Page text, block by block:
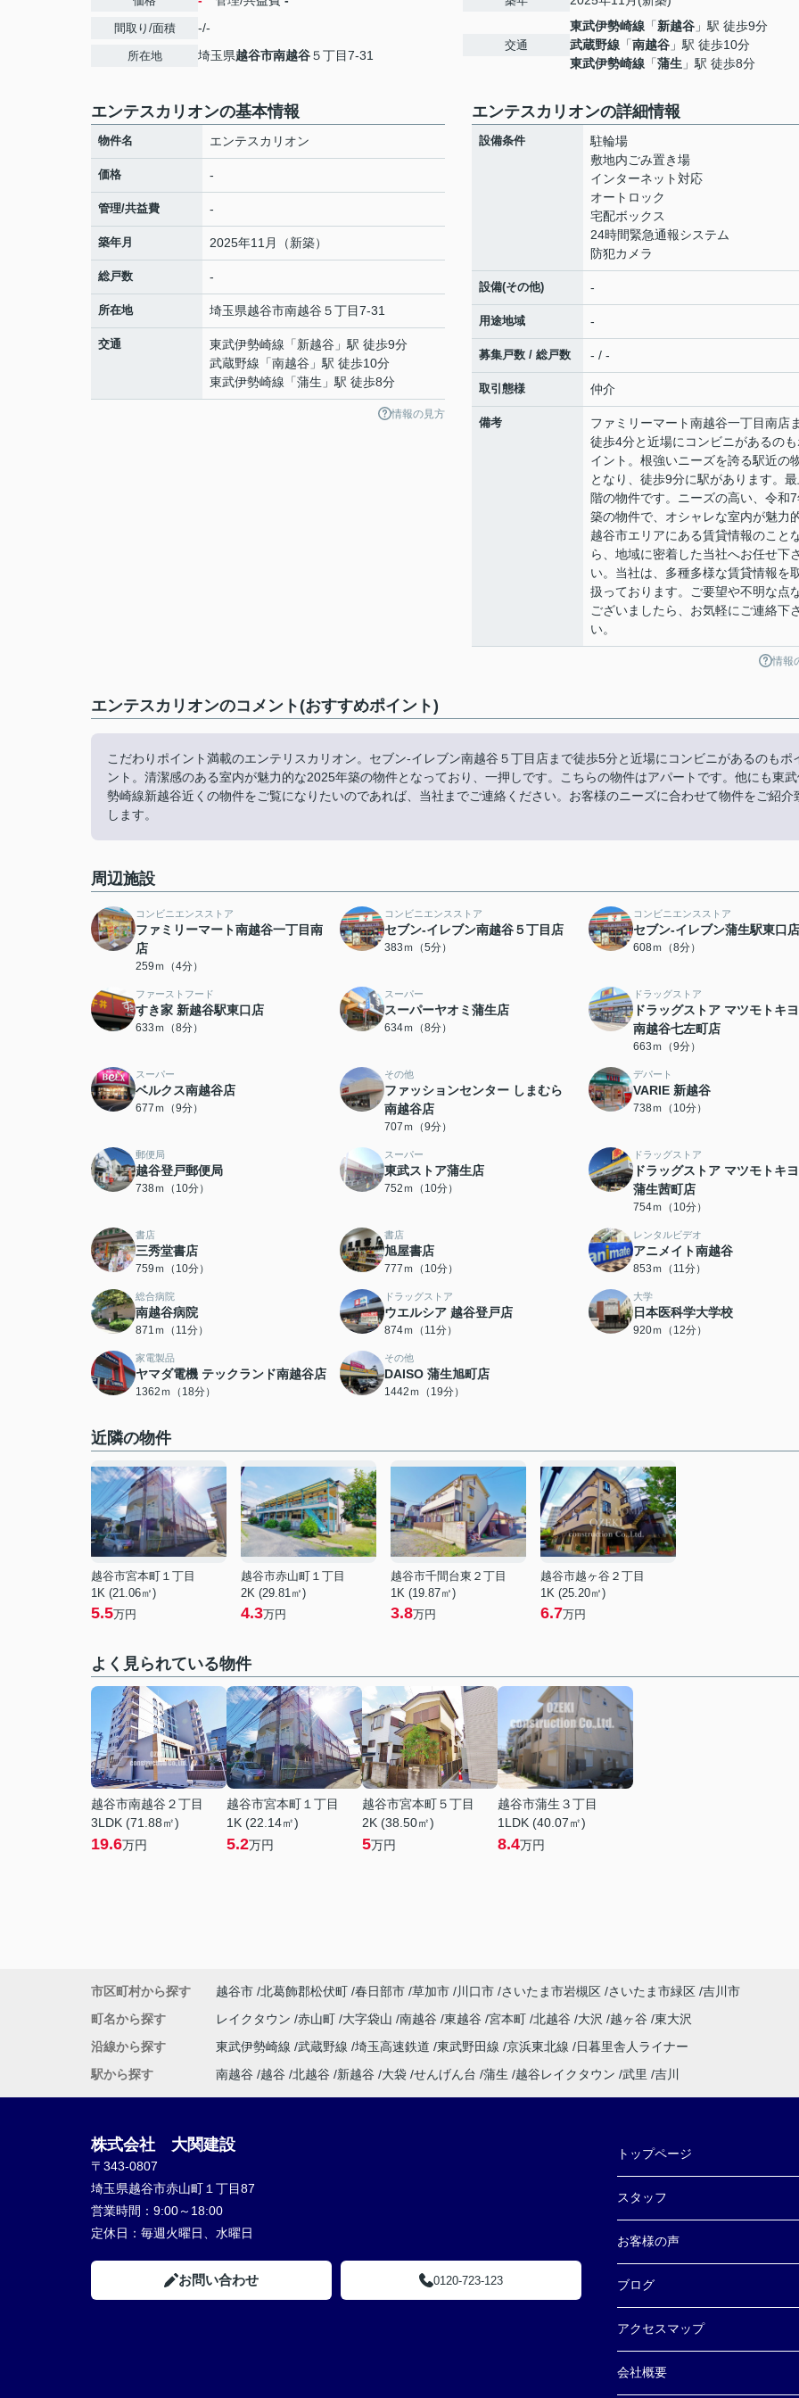
間取り/面積 -/-
所在地 埼玉県越谷市南越谷５丁目7-31
交通
東武伊勢崎線 「新越谷 」駅 徒歩9分
武蔵野線 「南越谷 」駅 徒歩10分
東武伊勢崎線 「蒲生 」駅 徒歩8分
エンテスカリオンの基本情報
物件名 エンテスカリオン
価格 -
管理/共益費 -
築年月 2025年11月（新築）
総戸数 -
所在地 埼玉県越谷市南越谷 ５丁目7-31
交通 東武伊勢崎線 「新越谷 」駅 徒歩9分
武蔵野線 「南越谷 」駅 徒歩10分
東武伊勢崎線 「蒲生 」駅 徒歩8分
情報の見方
エンテスカリオンの詳細情報
設備条件
駐輪場
敷地内ごみ置き場
インターネット対応
オートロック
宅配ボックス
24時間緊急通報システム
防犯カメラ
設備(その他) -
用途地域 -
募集戸数 / 総戸数 - / -
取引態様 仲介
備考
ファミリーマート南越谷一丁目南店
徒歩4分と近場にコンビニがあるのも
イント。根強いニーズを誇る駅近の
となり、徒歩9分に駅があります。最
階の物件です。ニーズの高い、令和
築の物件で、オシャレな室内が魅力的
越谷市エリアにある賃貸情報のこと
ら、地域に密着した当社へお任せ下さ
い。当社は、多種多様な賃貸情報を
扱っております。ご要望や不明な点
ございましたら、お気軽にご連絡下さ
い。
情報
エンテスカリオンのコメント(おすすめポイント)
こだわりポイント満載のエンテリスカリオン。セブン-イレブン南越谷５丁目店まで徒歩5分と近場にコンビニがあるのもポ
ント。清潔感のある室内が魅力的な2025年築の物件となっており、一押しです。こちらの物件はアパートです。他にも東
勢崎線新越谷近くの物件をご覧になりたいのであれば、当社までご連絡ください。お客様のニーズに合わせて物件をご紹介
します。
周辺施設
コンビニエンスストア
ファミリーマート南越谷一丁目南
店
259ｍ（4分）
コンビニエンスストア
セブン-イレブン南越谷５丁目店
383ｍ（5分）
コンビニエンスストア
セブン-イレブン蒲生駅東口店
608ｍ（8分）
ファーストフード
すき家 新越谷駅東口店
633ｍ（8分）
スーパー
スーパーヤオミ蒲生店
634ｍ（8分）
ドラッグストア
ドラッグストア マツモトキ
南越谷七左町店
663ｍ（9分）
スーパー
ベルクス南越谷店
677ｍ（9分）
その他
ファッションセンター しまむら
南越谷店
707ｍ（9分）
デパート
VARIE 新越谷
738ｍ（10分）
郵便局
越谷登戸郵便局
738ｍ（10分）
スーパー
東武ストア蒲生店
752ｍ（10分）
ドラッグストア
ドラッグストア マツモトキ
蒲生茜町店
754ｍ（10分）
書店
三秀堂書店
759ｍ（10分）
書店
旭屋書店
777ｍ（10分）
レンタルビデオ
アニメイト南越谷
853ｍ（11分）
総合病院
南越谷病院
871ｍ（11分）
ドラッグストア
ウエルシア 越谷登戸店
874ｍ（11分）
大学
日本医科学大学校
920ｍ（12分）
家電製品
ヤマダ電機 テックランド南越谷店
1362ｍ（18分）
その他
DAISO 蒲生旭町店
1442ｍ（19分）
近隣の物件
越谷市宮本町１丁目
1K (21.06㎡)
5.5万円
越谷市赤山町１丁目
2K (29.81㎡)
4.3万円
越谷市千間台東２丁目
1K (19.87㎡)
3.8万円
越谷市越ヶ谷２丁目
1K (25.20㎡)
6.7万円
よく見られている物件
越谷市南越谷２丁目
3LDK (71.88㎡)
19.6万円
越谷市宮本町１丁目
1K (22.14㎡)
5.2万円
越谷市宮本町５丁目
2K (38.50㎡)
5万円
越谷市蒲生３丁目
1LDK (40.07㎡)
8.4万円
市区町村から探す 越谷市 北葛飾郡松伏町 春日部市 草加市 川口市 さいたま市岩槻区 さいたま市緑区 吉川市
町名から探す
レイクタウン 赤山町 大字袋山 南越谷 東越谷 宮本町 北越谷 大沢 越ヶ谷 東大沢
沿線から探す
東武伊勢崎線 武蔵野線 埼玉高速鉄道 東武野田線 京浜東北線
日暮里舎人ライナー
駅から探す
南越谷 越谷 北越谷 新越谷 大袋 せんげん台 蒲生 越谷レイクタウン 武里 吉川
株式会社 大関建設
〒343-0807
埼玉県越谷市赤山町１丁目87
営業時間： 9:00～18:00
定休日： 毎週火曜日、水曜日
お問い合わせ 0120-723-123
トップページ
スタッフ
お客様の声
ブログ
アクセスマップ
会社概要